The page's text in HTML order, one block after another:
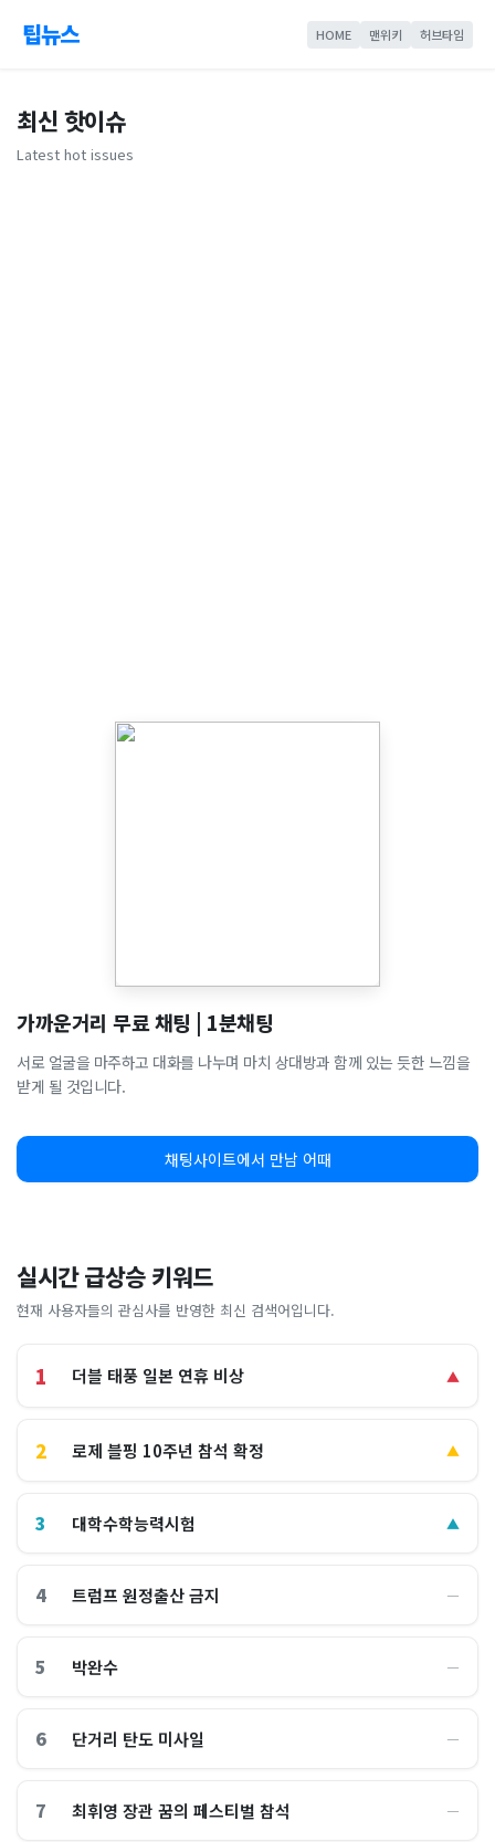
팁뉴스 HOME 맨위키 허브타임
최신 핫이슈
Latest hot issues
가까운거리 무료 채팅 | 1분채팅
서로 얼굴을 마주하고 대화를 나누며 마치 상대방과 함께 있는 듯한 느낌을
받게 될 것입니다.
채팅사이트에서 만남 어때
실시간 급상승 키워드
현재 사용자들의 관심사를 반영한 최신 검색어입니다.
1 더블 태풍 일본 연휴 비상 ▲
2 로제 블핑 10주년 참석 확정 ▲
3 대학수학능력시험 ▲
4 트럼프 원정출산 금지 ―
5 박완수 ―
6 단거리 탄도 미사일 ―
7 최휘영 장관 꿈의 페스티벌 참석 ―